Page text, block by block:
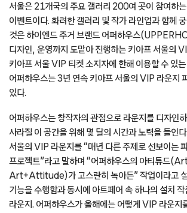
서울은 21개국의 주요 갤러리 200여 곳이 참여하
이벤트이다. 화려한 갤러리 및 작가 라인업과 함께
것은 하이엔드 주거 브랜드 어퍼하우스
디자인, 운영까지 도맡아 진행하는 키아프 서울의
키아프 서울 VIP 티켓 소지자에 한해 이용할 수 있
어퍼하우스는 3년 연속 키아프 서울의 VIP 라운지
있다.
어퍼하우스는 창작자의 관점으로 라운지를 디자인
사라질 이 공간을 위해 몇 달의 시간과 노력을 들인
서울의 VIP 라운지를 “매년 다른 주제로 선보이는
프로젝트”라고 말하며 “어퍼하우스의 아티튜드
Art+Attitude)가 고스란히 녹아든” 작업이라고 설
기능을 수행함과 동시에 아트페어 속 하나의 설치
라운지. 어퍼하우스가 올해에는 어떻게 VIP 라운지